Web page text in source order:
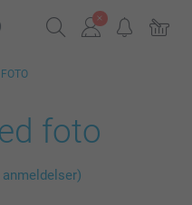
foto
anmeldelser)